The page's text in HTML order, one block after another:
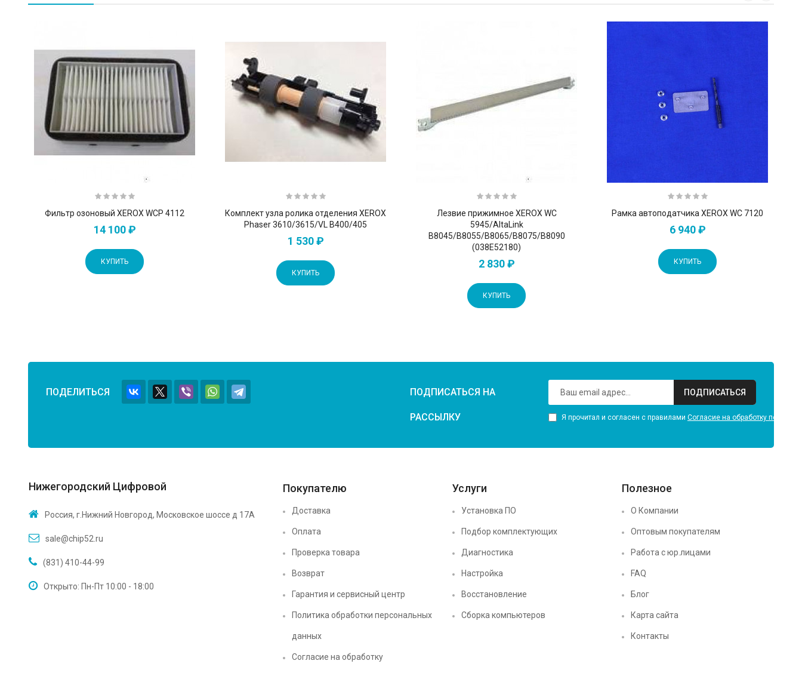
Фильтр озоновый XEROX WCP 4112
14 100 ₽
КУПИТЬ
Комплект узла ролика отделения XEROX
Phaser 3610/3615/VL B400/405
1 530 ₽
КУПИТЬ
Лезвие прижимное XEROX WC
5945/AltaLink
B8045/B8055/B8065/B8075/B8090
(038E52180)
2 830 ₽
КУПИТЬ
Рамка автоподатчика XEROX WC 7120
6 940 ₽
КУПИТЬ
ПОДЕЛИТЬСЯ ПОДПИСАТЬСЯ НА
РАССЫЛКУ
ПОДПИСАТЬСЯ
Я прочитал и согласен с правилами Согласие на обработку
Нижегородский Цифровой
Россия, г.Нижний Новгород, Московское шоссе д 17А
sale@chip52.ru
(831) 410-44-99
Открыто: Пн-Пт 10:00 - 18:00
Покупателю
Доставка
Оплата
Проверка товара
Возврат
Гарантия и сервисный центр
Политика обработки персональных
данных
Согласие на обработку
Услуги
Установка ПО
Подбор комплектующих
Диагностика
Настройка
Восстановление
Сборка компьютеров
Полезное
О Компании
Оптовым покупателям
Работа с юр.лицами
FAQ
Блог
Карта сайта
Контакты